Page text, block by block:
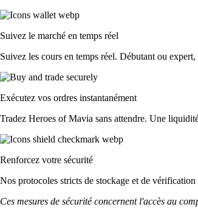
Suivez le marché en temps réel
Suivez les cours en temps réel. Débutant ou
Exécutez vos ordres instantanément
Tradez Heroes of Mavia sans attendre. Une
Renforcez votre sécurité
Nos protocoles stricts de stockage et de
Ces mesures de sécurité concernent l'accès au